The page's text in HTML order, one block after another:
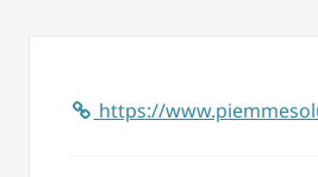
https://